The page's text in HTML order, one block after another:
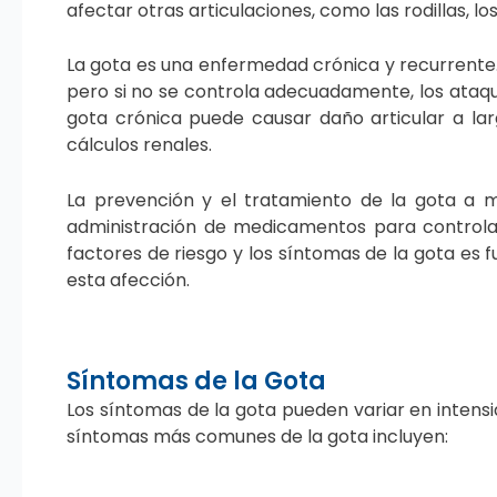
afectar otras articulaciones, como las rodillas,
La gota es una enfermedad crónica y
pero si no se controla adecuadamente, los
gota crónica puede causar daño articular a
cálculos renales.
La prevención y el tratamiento de la gota a
administración de medicamentos para
factores de riesgo y los síntomas de la gota es
esta afección.
Síntomas de la Gota
Los síntomas de la gota pueden variar en
síntomas más comunes de la gota incluyen: